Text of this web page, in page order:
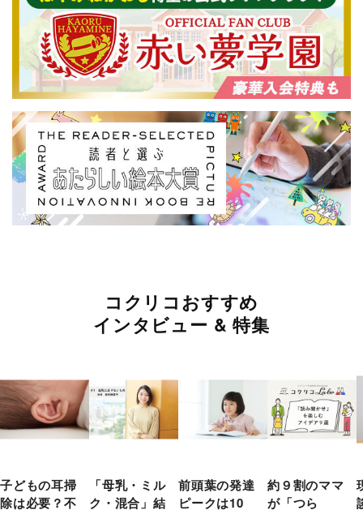
コクリコおすすめ
インタビュー & 特集
子どもの耳掃
除は必要？不
「母乳・ミル
ク・混合」結
前頭葉の発達
ピークは10
約９割のママ
が「つら